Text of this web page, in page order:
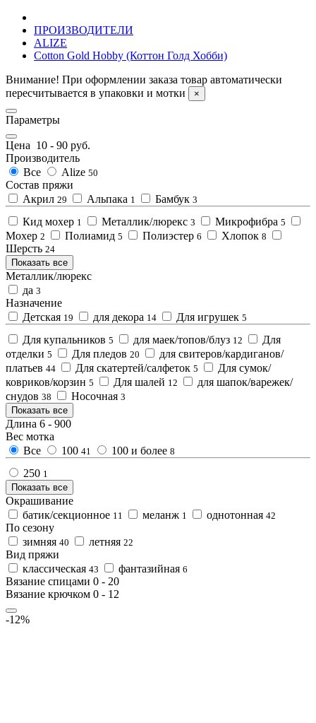
ПРОИЗВОДИТЕЛИ
ALIZE
Cotton Gold Hobby (Коттон Голд Хобби)
Внимание! При оформлении заказа товар автоматически
пересчитывается в упаковки и мотки
×
Параметры
Цена 10 - 90 руб.
Производитель
Все
Alize 50
Состав пряжи
Акрил 29 Альпака 1 Бамбук 3
Кид мохер 1 Металлик/люрекс 3 Микрофибра 5
Мохер 2 Полиамид 5 Полиэстер 6 Хлопок 8
Шерсть 24
Показать все
Металлик/люрекс
да 3
Назначение
Детская 19 для декора 14 Для игрушек 5
Для купальников 5 для маек/топов/блуз 12
Для
отделки 5 Для пледов 20
для свитеров/кардиганов/
платьев 44 Для скатертей/салфеток 5
Для сумок/
ковриков/корзин 5 Для шалей 12
для шапок/варежек/
снудов 38 Носочная 3
Показать все
Длина 6 - 900
Вес мотка
Все
100 41 100 и более 8
250 1
Показать все
Окрашивание
батик/секционное 11 меланж 1 однотонная 42
По сезону
зимняя 40 летняя 22
Вид пряжи
классическая 43 фантазийная 6
Вязание спицами 0 - 20
Вязание крючком 0 - 12
-12%